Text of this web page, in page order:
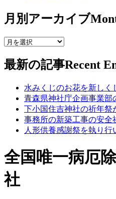
月別アーカイブ
最新の記事Recent
水みくじのお花を新しく
青森県神社庁企画事業部
下小国住吉神社の祈年祭
事務所の新築工事の安全
人形供養感謝祭を執り行
全国唯一病厄
社